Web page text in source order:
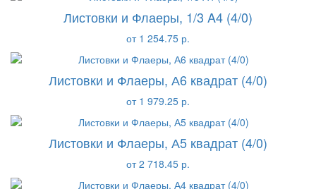
Листовки и Флаеры, 1/3 A4 (4/0)
от 1 254.75 р.
Листовки и Флаеры, А6 квадрат (4/0)
от 1 979.25 р.
Листовки и Флаеры, А5 квадрат (4/0)
от 2 718.45 р.